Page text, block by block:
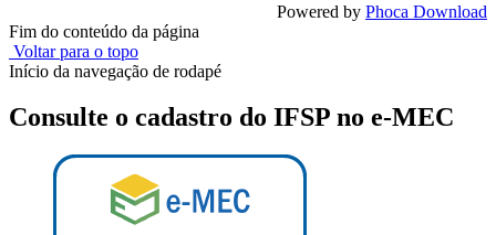
Powered by Phoca Download
Fim do conteúdo da página
Voltar para o topo
Início da navegação de rodapé
Consulte o cadastro do IFSP no e-MEC